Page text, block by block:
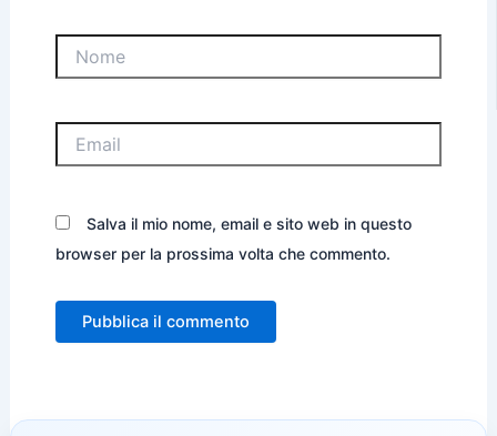
Salva il mio nome, email e sito web in questo
browser per la prossima volta che commento.